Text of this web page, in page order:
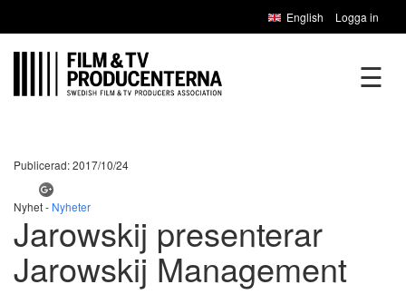
English Logga in
☰
Publicerad: 2017/10/24
Nyhet - Nyheter
Jarowskij presenterar
Jarowskij Management